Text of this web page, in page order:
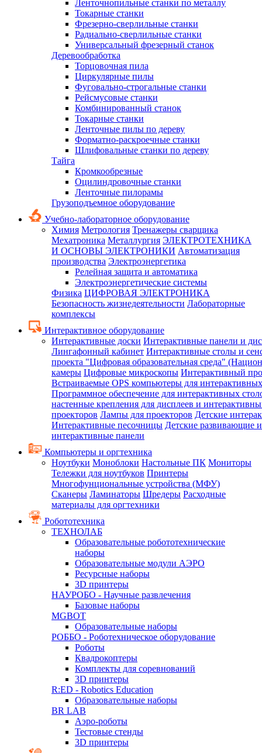
Ленточнопильные станки по металлу
Токарные станки
Фрезерно-сверлильные станки
Радиально-сверлильные станки
Универсальный фрезерный станок
Деревообработка
Торцовочная пила
Циркулярные пилы
Фуговально-строгальные станки
Рейсмусовые станки
Комбинированный станок
Токарные станки
Ленточные пилы по дереву
Форматно-раскроечные станки
Шлифовальные станки по дереву
Тайга
Кромкообрезные
Оцилиндровочные станки
Ленточные пилорамы
Грузоподъемное оборудование
Учебно-лабораторное оборудование
Химия Метрология Тренажеры сварщика
Мехатроника Металлургия ЭЛЕКТРОТЕХНИКА
И ОСНОВЫ ЭЛЕКТРОНИКИ Автоматизация
производства Электроэнергетика
Релейная защита и автоматика
Электроэнергетические системы
Физика ЦИФРОВАЯ ЭЛЕКТРОНИКА
Безопасность жизнедеятельности Лабораторные
комплексы
Интерактивное оборудование
Интерактивные доски Интерактивные панели и
Лингафонный кабинет Интерактивные столы и
проекта "Цифровая образовательная среда"
камеры Цифровые микроскопы Интерактивный
Встраиваемые OPS компьютеры для
Программное обеспечение для интерактивных
настенные крепления для дисплеев и
проекторов Лампы для проекторов Детские
Интерактивные песочницы Детские развивающие
интерактивные панели
Компьютеры и оргтехника
Ноутбуки Моноблоки Настольные ПК Мониторы
Тележки для ноутбуков Принтеры
Многофунциональные устройства (МФУ)
Сканеры Ламинаторы Шредеры Расходные
материалы для оргтехники
Робототехника
ТЕХНОЛАБ
Образовательные робототехнические
наборы
Образовательные модули АЭРО
Ресурсные наборы
3D принтеры
НАУРОБО - Научные развлечения
Базовые наборы
MGBOT
Образовательные наборы
РОББО - Роботехническое оборудование
Роботы
Квадрокоптеры
Комплекты для соревнований
3D принтеры
R:ED - Robotics Education
Образовательные наборы
BR LAB
Аэро-роботы
Тестовые стенды
3D принтеры